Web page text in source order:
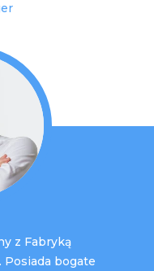
z Fabryką
bogate